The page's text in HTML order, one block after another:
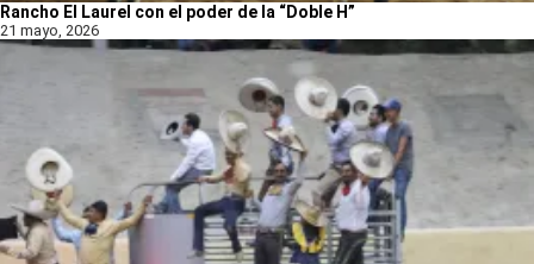
Rancho El Laurel con el poder de la “Doble H”
21 mayo, 2026